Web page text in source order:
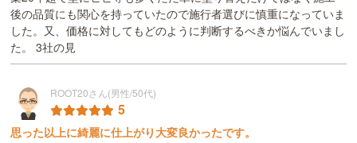
後の品質にも関心を持っていたので施行者選びに慎重になっていま
した。又、価格に対してもどのように判断するべきか悩んでいまし
た。 3社の見
ROOT20さん(男性/50代)
5
思った以上に綺麗に仕上がり大変良かったです。